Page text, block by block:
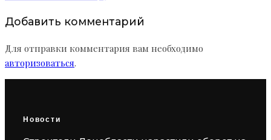
Добавить комментарий
Для отправки комментария вам необходимо
авторизоваться.
Новости